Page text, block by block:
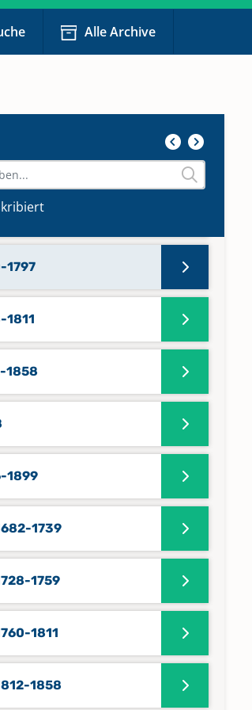
Alle Archive
1720
1740
1759
1797
1811
1858
1899
1739
1759
1811
1858